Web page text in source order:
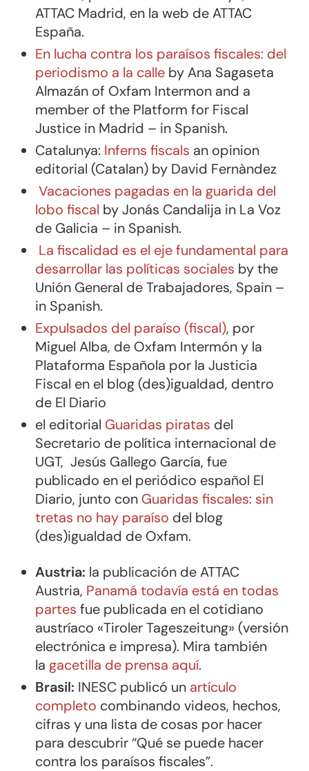
ATTAC Madrid, en la web de ATTAC
España.
En lucha contra los paraísos fiscales: del
periodismo a la calleby Ana Sagaseta
Almazán of Oxfam Intermon and a
member of the Platform for Fiscal
Justice in Madrid – in Spanish.
Catalunya: Inferns fiscals an opinion
editorial (Catalan) by David Fernàndez
Vacaciones pagadas en la guarida del
lobo fiscal by Jonás Candalija in La Voz
de Galicia – in Spanish.
La fiscalidad es el eje fundamental para
desarrollar las políticas sociales by the
Unión General de Trabajadores, Spain –
in Spanish.
Expulsados del paraíso (fiscal), por
Miguel Alba, de Oxfam Intermón y la
Plataforma Española por la Justicia
Fiscal en el blog (des)igualdad, dentro
de El Diario
el editorial Guaridas piratas del
Secretario de política internacional de
UGT, Jesús Gallego García, fue
publicado en el periódico español El
Diario, junto conGuaridas fiscales: sin
tretas no hay paraíso del blog
(des)igualdad de Oxfam.
Austria: la publicación de ATTAC
Austria, Panamá todavía está en todas
partes fue publicada en el cotidiano
austríaco «Tiroler Tageszeitung» (versión
electrónica e impresa). Mira también
la gacetilla de prensa aquí.
Brasil: INESC publicó unartículo
completo combinando videos, hechos,
cifras y una lista de cosas por hacer
para descubrir “Qué se puede hacer
contra los paraísos fiscales”.